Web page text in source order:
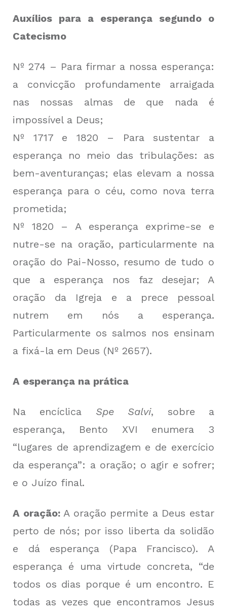
Auxílios para a esperança segundo o
Catecismo
Nº 274 – Para firmar a nossa esperança:
a convicção profundamente arraigada
nas nossas almas de que nada é
impossível a Deus;
Nº 1717 e 1820 – Para sustentar a
esperança no meio das tribulações: as
bem-aventuranças; elas elevam a nossa
esperança para o céu, como nova terra
prometida;
Nº 1820 – A esperança exprime-se e
nutre-se na oração, particularmente na
oração do Pai-Nosso, resumo de tudo o
que a esperança nos faz desejar; A
oração da Igreja e a prece pessoal
nutrem em nós a esperança.
Particularmente os salmos nos ensinam
a fixá-la em Deus (Nº 2657).
A esperança na prática
Na encíclica Spe Salvi, sobre a
esperança, Bento XVI enumera 3
“lugares de aprendizagem e de exercício
da esperança”: a oração; o agir e sofrer;
e o Juízo final.
A oração:A oração permite a Deus estar
perto de nós; por isso liberta da solidão
e dá esperança (Papa Francisco). A
esperança é uma virtude concreta, “de
todos os dias porque é um encontro. E
todas as vezes que encontramos Jesus